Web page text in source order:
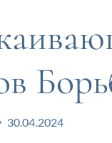
30.04.2024